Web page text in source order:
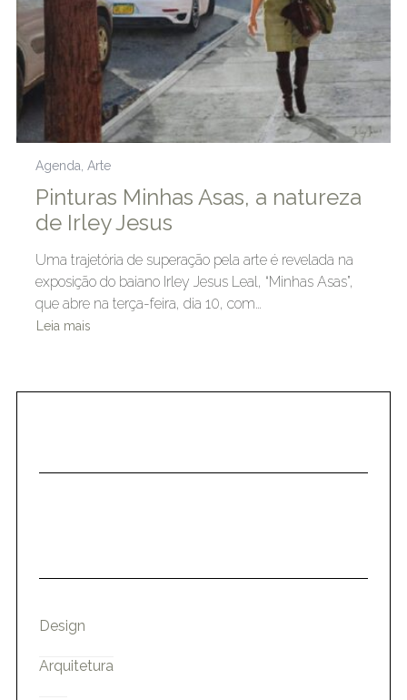
Agenda Arte
Pinturas Minhas Asas, a natureza
de Irley Jesus
Uma trajetória de superação pela arte é revelada na
exposição do baiano Irley Jesus Leal, “Minhas Asas”,
que abre na terça-feira, dia 10, com…
Leia mais
Design
Arquitetura